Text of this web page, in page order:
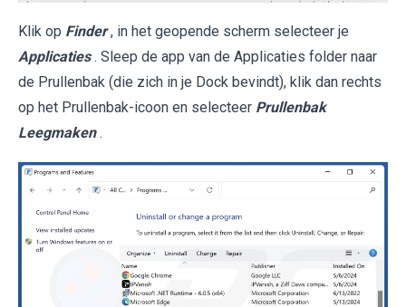
Klik op Finder , in het geopende scherm selecteer je
Applicaties . Sleep de app van de Applicaties folder naar
de Prullenbak (die zich in je Dock bevindt), klik dan rechts
op het Prullenbak-icoon en selecteer Prullenbak
Leegmaken .